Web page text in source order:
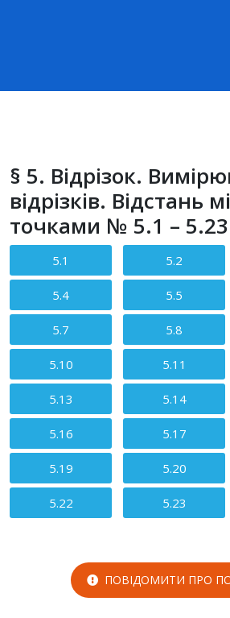
§ 5. Відрізок.
відрізків. Відстань
точками № 5.1 – 5.23
5.1 5.2
5.4 5.5
5.7 5.8
5.10 5.11
5.13 5.14
5.16 5.17
5.19 5.20
5.22 5.23
ПОВІДОМИТИ ПРО